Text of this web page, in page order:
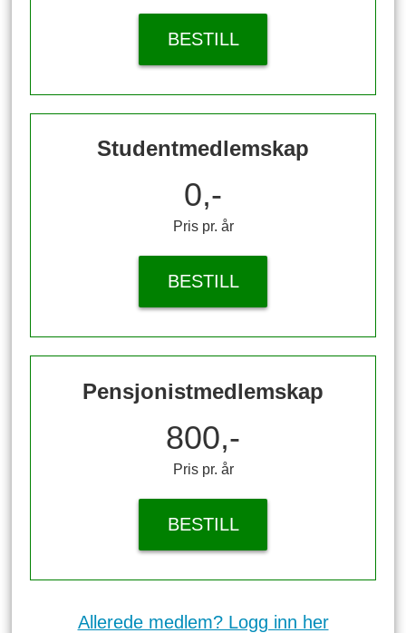
BESTILL
Studentmedlemskap
0,-
Pris pr. år
BESTILL
Pensjonistmedlemskap
800,-
Pris pr. år
BESTILL
Allerede medlem? Logg inn her